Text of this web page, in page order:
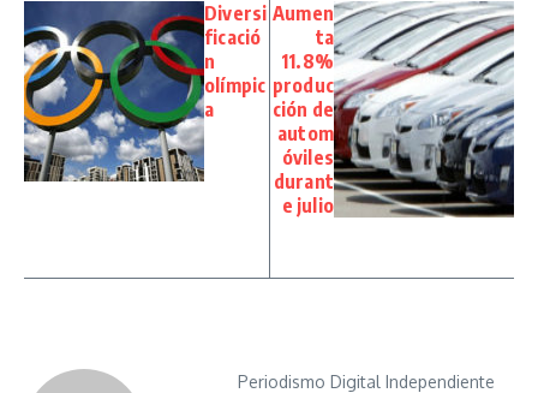
Diversi
ficació
n
olímpic
a
Aumen
ta
11.8%
produc
ción de
autom
óviles
durant
e julio
Periodismo Digital Independiente